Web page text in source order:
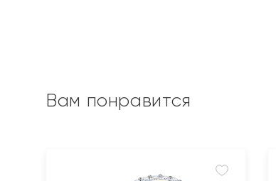
Вам понравится